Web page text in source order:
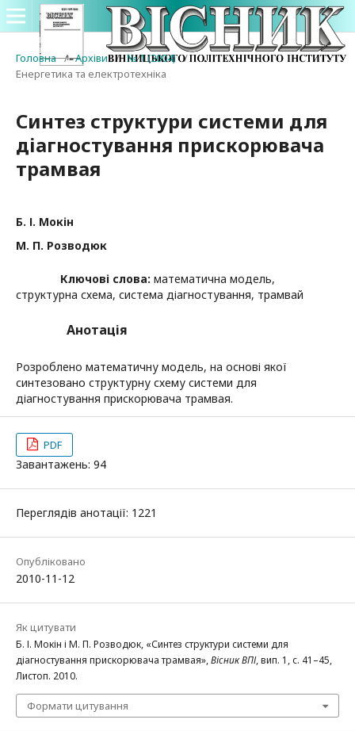
Головна / Архіви / № 1 (2004) /
Енергетика та електротехніка
Синтез структури системи для
діагностування прискорювача
трамвая
Б. І. Мокін
М. П. Розводюк
Ключові слова: математична модель,
структурна схема, система діагностування, трамвай
Анотація
Розроблено математичну модель, на основі якої
синтезовано структурну схему системи для
діагностування прискорювача трамвая.
PDF
Завантажень: 94
Переглядів анотації: 1221
Опубліковано
2010-11-12
Як цитувати
Б. І. Мокін і М. П. Розводюк, «Синтез структури системи для
діагностування прискорювача трамвая»,Вісник ВПІ, вип. 1, с. 41–45,
Листоп. 2010.
Формати цитування